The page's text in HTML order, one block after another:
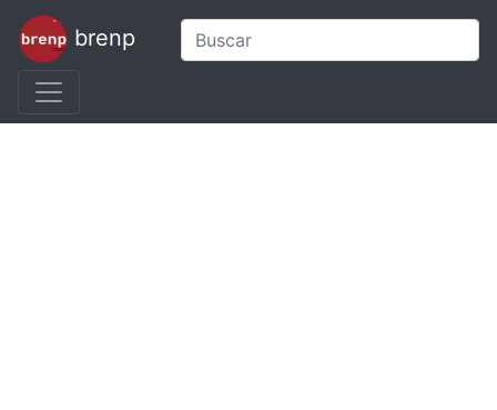
brenp